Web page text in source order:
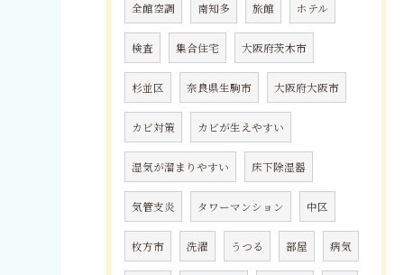
全館空調 南知多 旅館 ホテル
検査 集合住宅 大阪府茨木市
杉並区 奈良県生駒市 大阪府大阪市
カビ対策 カビが生えやすい
湿気が溜まりやすい 床下除湿器
気管支炎 タワーマンション 中区
枚方市 洗濯 うつる 部屋 病気